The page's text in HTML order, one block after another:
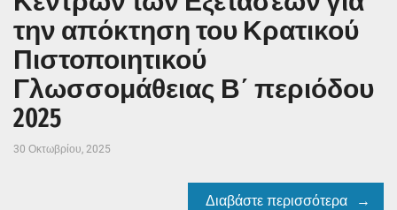
την απόκτηση του Κρατικού
Πιστοποιητικού
Γλωσσομάθειας Β΄ περιόδου
2025
30 Οκτωβρίου, 2025
Διαβάστε περισσότερα